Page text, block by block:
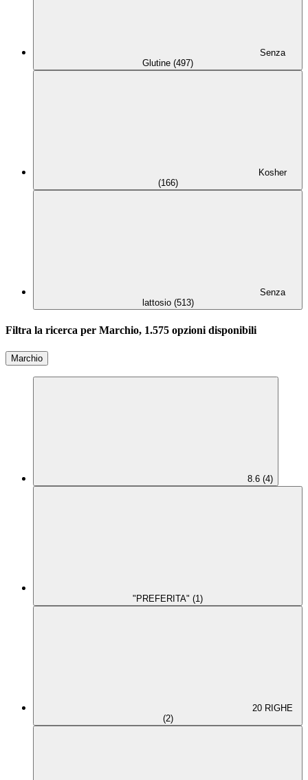
Senza
Glutine (497)
Kosher
(166)
Senza
lattosio (513)
Filtra la ricerca per Marchio, 1.575 opzioni disponibili
Marchio
8.6 (4)
"PREFERITA" (1)
20 RIGHE
(2)